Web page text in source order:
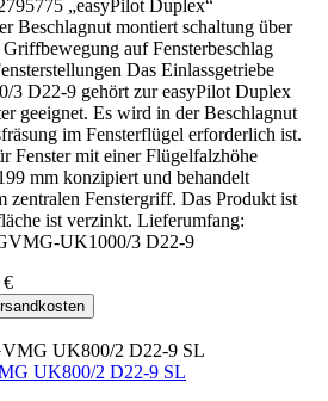
„easyPilot Duplex“
Beschlagnut montiert schaltung über
auf Fensterbeschlag
Das Einlassgetriebe
D22-9 gehört zur easyPilot Duplex
geeignet. Es wird in der Beschlagnut
im Fensterflügel erforderlich ist.
Fenster mit einer Flügelfalzhöhe
mm konzipiert und behandelt
zentralen Fenstergriff. Das Produkt ist
ist verzinkt. Lieferumfang:
UK1000/3 D22-9
€
UK800/2 D22-9 SL